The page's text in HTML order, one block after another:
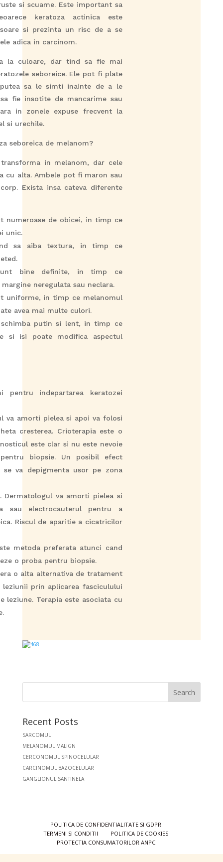
si scuame. Este important sa
keratoza actinica este
si prezinta un risc de a se
adica in carcinom.
la culoare, dar tind sa fie mai
seboreice. Ele pot fi plate
sa le simti inainte de a le
fie insotite de mancarime sau
in zonele expuse frecvent la
si urechile.
seboreica de melanom?
in melanom, dar cele
cu alta. Ambele pot fi maron sau
Exista insa cateva diferente
numeroase de obicei, in timp ce
unic.
sa aiba textura, in timp ce
sunt bine definite, in timp ce
neregulata sau neclara.
uniforme, in timp ce melanomul
avea mai multe culori.
schimba putin si lent, in timp ce
si isi poate modifica aspectul
pentru indepartarea keratozei
va amorti pielea si apoi va folosi
cresterea. Crioterapia este o
este clar si nu este nevoie
biopsie. Un posibil efect
se va depigmenta usor pe zona
Dermatologul va amorti pielea si
sau electrocauterul pentru a
Riscul de aparitie a cicatricilor
metoda preferata atunci cand
o proba pentru biopsie.
o alta alternativa de tratament
leziunii prin aplicarea fasciculului
leziune. Terapia este asociata cu
Search
Recent Posts
SARCOMUL
MELANOMUL MALIGN
CERCONOMUL SPINOCELULAR
CARCINOMUL BAZOCELULAR
GANGLIONUL SANTINELA
POLITICA DE CONFIDENTIALITATE SI GDPR
TERMENI SI CONDITII
POLITICA DE COOKIES
PROTECTIA CONSUMATORILOR ANPC